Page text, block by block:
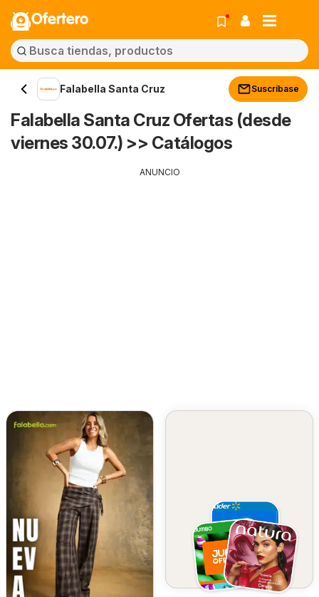
Ofertero
Falabella Santa Cruz Suscríbase
Falabella Santa Cruz Ofertas (desde
viernes 30.07.) >> Catálogos
ANUNCIO